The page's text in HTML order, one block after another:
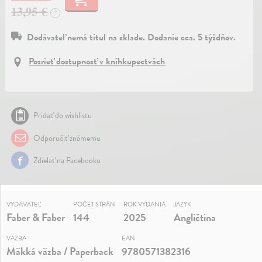
13,95 € ?
Dodávateľ nemá titul na sklade. Dodanie cca. 5 týždňov.
Pozrieť dostupnosť v kníhkupectvách
Pridať do wishlistu
Odporučiť známemu
Zdielať na Facebooku
VYDAVATEĽ
Faber & Faber
POČET STRÁN
144
ROK VYDANIA
2025
JAZYK
Angličtina
VÄZBA
Mäkká väzba / Paperback
EAN
9780571382316